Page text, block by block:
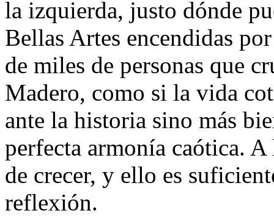
la izquierda, justo dónde
Bellas Artes encendidas
de miles de personas que
Madero, como si la vida
ante la historia sino más
perfecta armonía caótica.
de crecer, y ello es
reflexión.